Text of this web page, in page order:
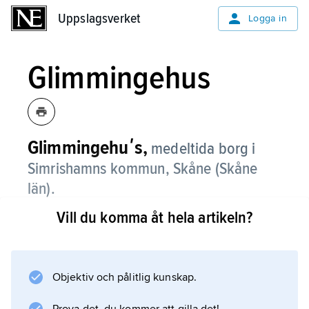
Uppslagsverket Logga in
Glimmingehus
Glimmingehuʹs, medeltida borg i
Simrishamns kommun, Skåne (Skåne
län).
Glimmingehus är Nordens bäst bevarade
med Adam van Düren som byggmästare och
Vill du komma åt hela artikeln?
Objektiv och pålitlig kunskap.